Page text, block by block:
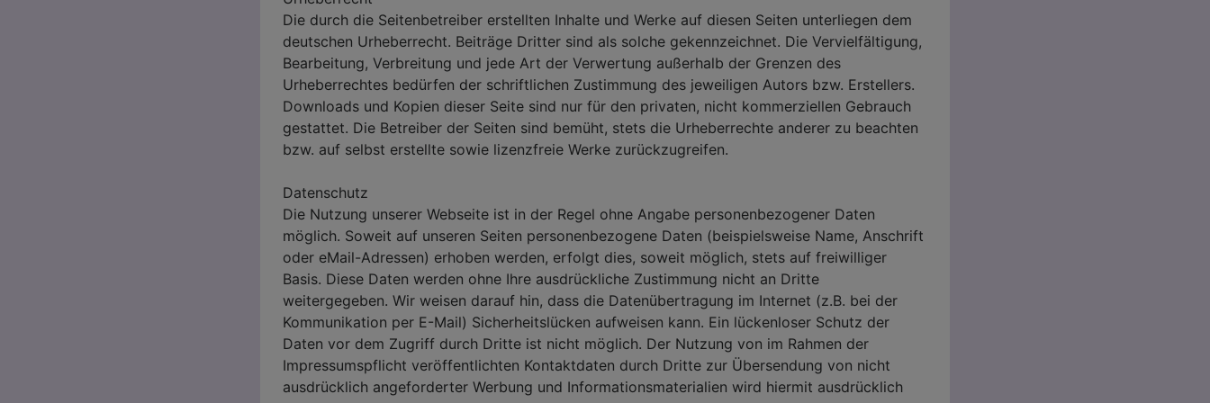
Die durch die Seitenbetreiber erstellten Inhalte und Werke auf diesen Seiten unterliegen dem
deutschen Urheberrecht. Beiträge Dritter sind als solche gekennzeichnet. Die Vervielfältigung,
Bearbeitung, Verbreitung und jede Art der Verwertung außerhalb der Grenzen des
Urheberrechtes bedürfen der schriftlichen Zustimmung des jeweiligen Autors bzw. Erstellers.
Downloads und Kopien dieser Seite sind nur für den privaten, nicht kommerziellen Gebrauch
gestattet. Die Betreiber der Seiten sind bemüht, stets die Urheberrechte anderer zu beachten
bzw. auf selbst erstellte sowie lizenzfreie Werke zurückzugreifen.
Datenschutz
Die Nutzung unserer Webseite ist in der Regel ohne Angabe personenbezogener Daten
möglich. Soweit auf unseren Seiten personenbezogene Daten (beispielsweise Name, Anschrift
oder eMail-Adressen) erhoben werden, erfolgt dies, soweit möglich, stets auf freiwilliger
Basis. Diese Daten werden ohne Ihre ausdrückliche Zustimmung nicht an Dritte
weitergegeben. Wir weisen darauf hin, dass die Datenübertragung im Internet (z.B. bei der
Kommunikation per E-Mail) Sicherheitslücken aufweisen kann. Ein lückenloser Schutz der
Daten vor dem Zugriff durch Dritte ist nicht möglich. Der Nutzung von im Rahmen der
Impressumspflicht veröffentlichten Kontaktdaten durch Dritte zur Übersendung von nicht
ausdrücklich angeforderter Werbung und Informationsmaterialien wird hiermit ausdrücklich